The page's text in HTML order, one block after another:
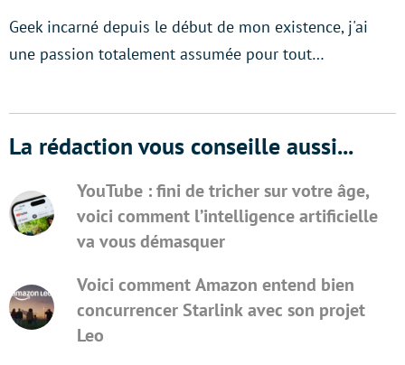
Geek incarné depuis le début de mon existence, j'ai
une passion totalement assumée pour tout…
La rédaction vous conseille aussi...
YouTube : fini de tricher sur votre âge,
voici comment l’intelligence artificielle
va vous démasquer
Voici comment Amazon entend bien
concurrencer Starlink avec son projet
Leo